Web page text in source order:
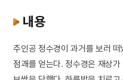
내용
주인공 정수경이 과거를 보러
점괘를 얻는다. 정수경은 재상